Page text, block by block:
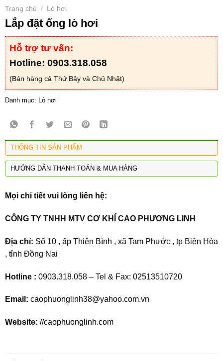
Trang chủ / Lò hơi
Lắp đặt ống lò hơi
Hỗ trợ tư vấn:
Hotline: 0903.318.058
(Bán hàng cả Thứ Bảy và Chủ Nhật)
Danh mục: Lò hơi
THÔNG TIN SẢN PHẨM
HƯỚNG DẪN THANH TOÁN & MUA HÀNG
Mọi chi tiết vui lòng liên hệ:
CÔNG TY TNHH MTV CƠ KHÍ CAO PHƯƠNG LINH
Địa chỉ: Số 10 , ấp Thiên Bình , xã Tam Phước , tp Biên Hòa
, tỉnh Đồng Nai
Hotline : 0903.318.058 – Tel & Fax: 02513510720
Email: caophuonglinh38@yahoo.com.vn
Website: //caophuonglinh.com